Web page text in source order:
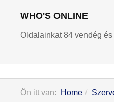
WHO'S ONLINE
Oldalainkat 84 vendég
Ön itt van: Home